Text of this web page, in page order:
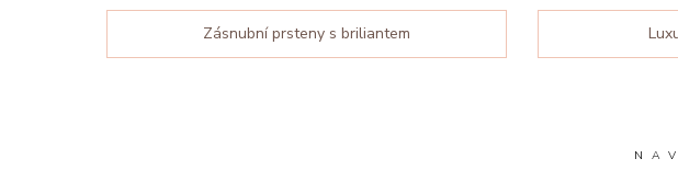
Zásnubní prsteny s briliantem